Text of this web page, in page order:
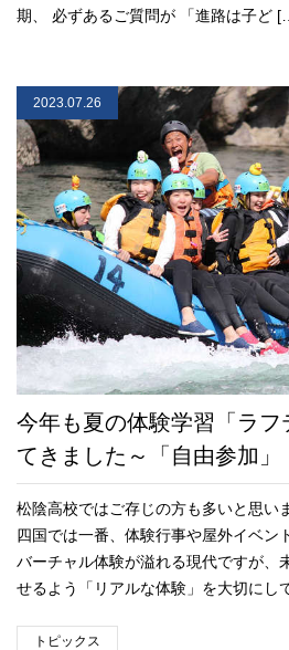
期、 必ずあるご質問が 「進路は子ど
2023.07.26
今年も夏の体験学習「ラフ
てきました～「自由参加」
松陰高校ではご存じの方も多いと思い
四国では一番、体験行事や屋外イベン
バーチャル体験が溢れる現代ですが、
せるよう「リアルな体験」を大切にし
トピックス